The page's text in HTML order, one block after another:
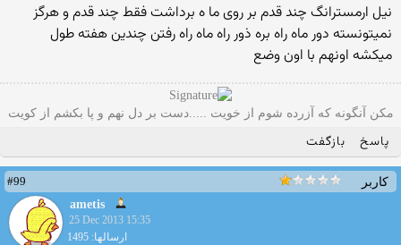
نیل ارمسترانگ چند قدم بر روی ما ه برداشت فقط چند قدم و هرگز
نمیتونسته دور ماه راه بره ذور راه ماه راه رفتن چندین هفته طول
میکشه اونهم با اون وضع
مکن آنگونه که آزرده شوم از خویت .....دست بر دل نهم و پا بکشم از کویت
پاسخ بازگفت
کاربر
#99
ametis
25 Dec 2013 15:35
ارسالها: 1495